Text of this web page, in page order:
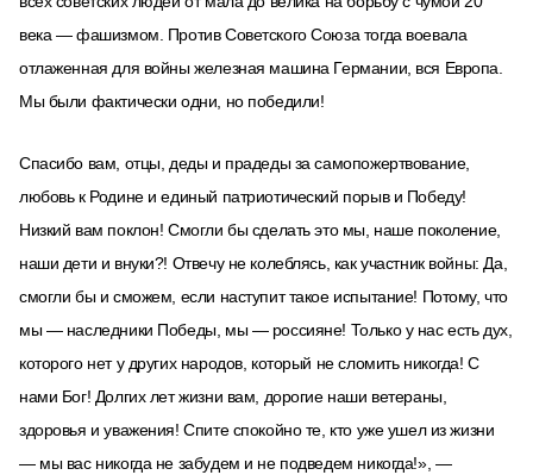
века — фашизмом. Против Советского Союза тогда воевала
отлаженная для войны железная машина Германии, вся Европа.
Мы были фактически одни, но победили!
Спасибо вам, отцы, деды и прадеды за самопожертвование,
любовь к Родине и единый​ патриотический порыв и Победу!
Низкий вам поклон! Смогли бы сделать это мы, наше поколение,
наши дети и внуки?! Отвечу не колеблясь, как участник войны: Да,
смогли бы и сможем, если наступит​ такое испытание! Потому, что
мы — наследники Победы, мы — россияне! Только у нас есть дух,
которого нет у других народов, который не сломить никогда! С
нами Бог! Долгих лет жизни вам, дорогие наши ветераны,
здоровья и уважения! Спите спокойно те, кто уже ушел из жизни
— мы вас никогда не забудем и не подведем никогда!», —